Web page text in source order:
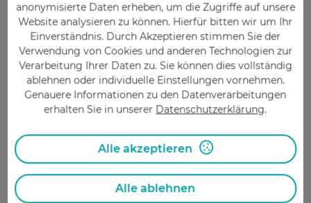
anonymisierte Daten erheben, um die Zugriffe auf unsere
Website analysieren zu können. Hierfür bitten wir um Ihr
Einverständnis. Durch Akzeptieren stimmen Sie der
Verwendung von Cookies und anderen Technologien zur
Verarbeitung Ihrer Daten zu. Sie können dies vollständig
ablehnen oder individuelle Einstellungen vornehmen.
Genauere Informationen zu den Datenverarbeitungen
erhalten Sie in unserer Datenschutzerklärung.
Alle akzeptieren
Alle ablehnen
Bluthochdruck zu verbessern, bietet die
Pregizer Apotheke Patienten eine Dreifach-
Blutdruckmessung mit Pulsmessung an.
Jeder, der seit zwei Wochen Medikamente
gegen Bluthochdruck einnimmt, kann diese
Leistung in Anspruch nehmen. Vereinbaren
Sie ganz einfach online einen Termin.
Mehr erfahren